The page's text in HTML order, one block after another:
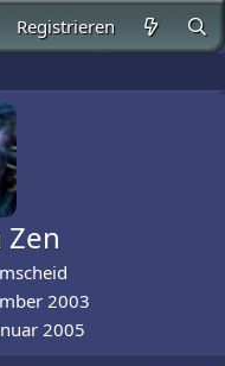
Registrieren
2003
2005